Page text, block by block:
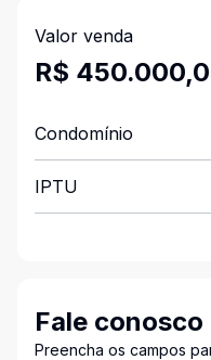
Valor venda
R$
Condomínio
IPTU
Fale conosco
Preencha os campos